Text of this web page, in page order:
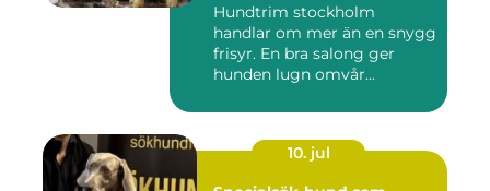
Hundtrim stockholm
handlar om mer än en snygg
frisyr. En bra salong ger
hunden lugn omvår...
10. jul